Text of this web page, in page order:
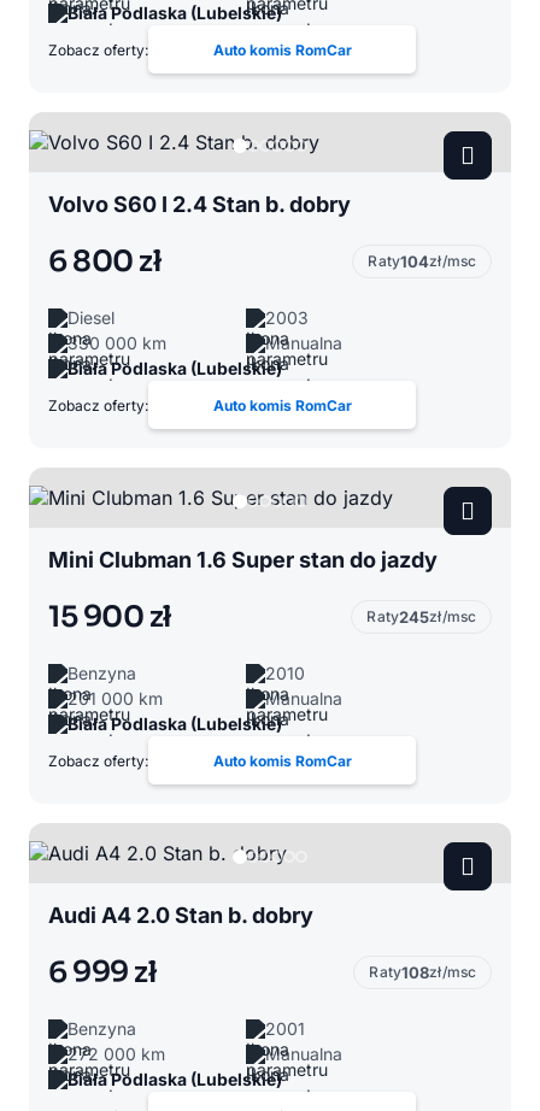
Biała Podlaska (Lubelskie)
Zobacz oferty: Auto komis RomCar
Volvo S60 I 2.4 Stan b. dobry
6 800 zł Raty104zł/msc
Diesel
2003
330 000 km
Manualna
Biała Podlaska (Lubelskie)
Zobacz oferty: Auto komis RomCar
Mini Clubman 1.6 Super stan do jazdy
15 900 zł Raty245zł/msc
Benzyna
2010
201 000 km
Manualna
Biała Podlaska (Lubelskie)
Zobacz oferty: Auto komis RomCar
Audi A4 2.0 Stan b. dobry
6 999 zł Raty108zł/msc
Benzyna
2001
272 000 km
Manualna
Biała Podlaska (Lubelskie)